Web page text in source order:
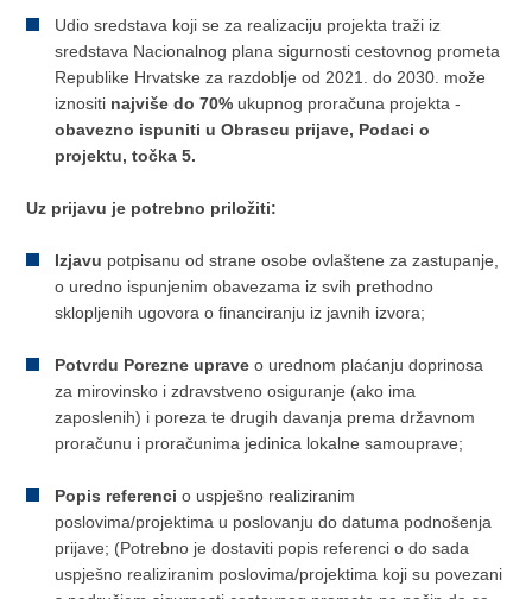
Udio sredstava koji se za realizaciju projekta traži iz
sredstava Nacionalnog plana sigurnosti cestovnog prometa
Republike Hrvatske za razdoblje od 2021. do 2030. može
iznositi najviše do 70% ukupnog proračuna projekta -
obavezno ispuniti u Obrascu prijave, Podaci o
projektu, točka 5.
Uz prijavu je potrebno priložiti:
Izjavu potpisanu od strane osobe ovlaštene za zastupanje,
o uredno ispunjenim obavezama iz svih prethodno
sklopljenih ugovora o financiranju iz javnih izvora;
Potvrdu Porezne upraveo urednom plaćanju doprinosa
za mirovinsko i zdravstveno osiguranje (ako ima
zaposlenih) i poreza te drugih davanja prema državnom
proračunu i proračunima jedinica lokalne samouprave;
Popis referencio uspješno realiziranim
poslovima/projektima u poslovanju do datuma podnošenja
prijave; (Potrebno je dostaviti popis referenci o do sada
uspješno realiziranim poslovima/projektima koji su povezani